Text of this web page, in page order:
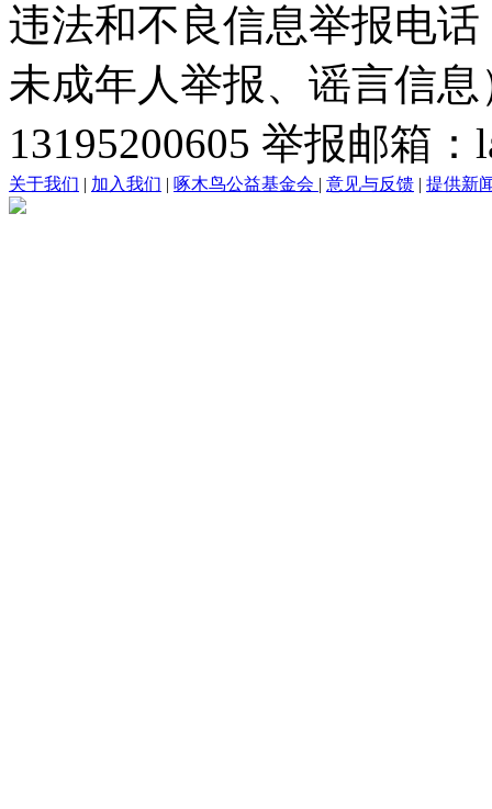
违法和不良信息举报电
未成年人举报、谣言信
13195200605 举报邮箱
关于我们 | 加入我们 | 啄木鸟公益基金会 | 意见与反馈 | 提供新